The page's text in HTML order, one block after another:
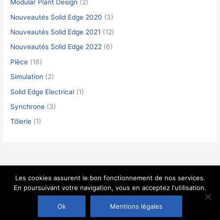
Modular Plant Design (2)
Nouveautés Solid Edge 2020 (3)
Nouveautés Solid Edge 2021 (12)
Nouveautés Solid Edge 2022 (6)
Pièce (16)
Simulation (2)
Solid Edge Electrical (1)
Synchrone (3)
Tôlerie (1)
Copyright DIGICAD 2026. Réalisé par l'agence Web OneTeam
RSS Mentions légales
Les cookies assurent le bon fonctionnement de nos services.
En poursuivant votre navigation, vous en acceptez l'utilisation.
Ok Mentions légales